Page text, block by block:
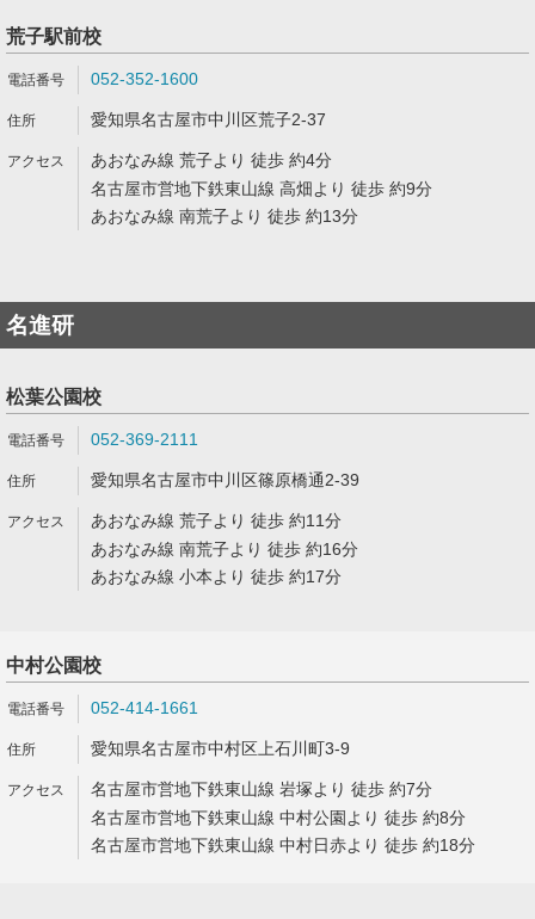
荒子駅前校
052-352-1600
愛知県名古屋市中川区荒子2-37
あおなみ線 荒子より 徒歩 約4分
名古屋市営地下鉄東山線 高畑より 徒歩 約9分
あおなみ線 南荒子より 徒歩 約13分
名進研
松葉公園校
052-369-2111
愛知県名古屋市中川区篠原橋通2-39
あおなみ線 荒子より 徒歩 約11分
あおなみ線 南荒子より 徒歩 約16分
あおなみ線 小本より 徒歩 約17分
中村公園校
052-414-1661
愛知県名古屋市中村区上石川町3-9
名古屋市営地下鉄東山線 岩塚より 徒歩 約7分
名古屋市営地下鉄東山線 中村公園より 徒歩 約8分
名古屋市営地下鉄東山線 中村日赤より 徒歩 約18分